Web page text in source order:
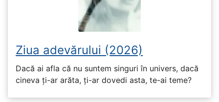
Ziua adevărului (2026)
Dacă ai afla că nu suntem singuri în univers, dacă
cineva ți-ar arăta, ți-ar dovedi asta, te-ai teme?